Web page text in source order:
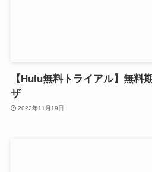
【Hulu無料トライアル】無料
ザ
2022年11月19日